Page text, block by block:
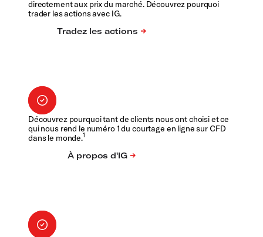
directement aux prix du marché. Découvrez pourquoi
trader les actions avec IG.
Découvrez pourquoi tant de clients nous ont choisi et ce
qui nous rend le numéro 1 du courtage en ligne sur CFD
dans le monde.1